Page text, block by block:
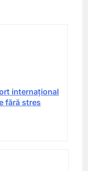
internațional
fără stres